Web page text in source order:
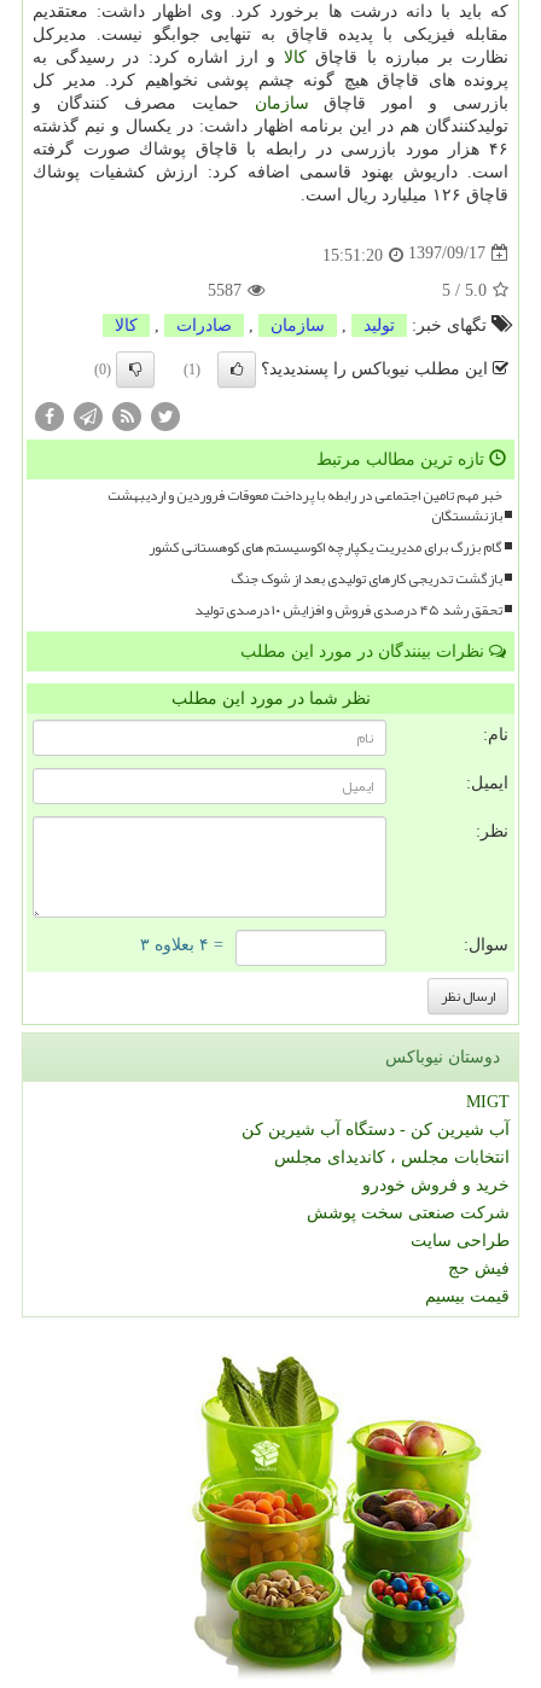
كه باید با دانه درشت ها برخورد كرد. وی اظهار داشت: معتقدیم
مقابله فیزیكی با پدیده قاچاق به تنهایی جوابگو نیست. مدیركل
نظارت بر مبارزه با قاچاق كالاو ارز اشاره كرد: در رسیدگی به
پرونده های قاچاق هیچ گونه چشم پوشی نخواهیم كرد. مدیر كل
بازرسی و امور قاچاق سازمان حمایت مصرف كنندگان و
تولیدكنندگان هم در این برنامه اظهار داشت: در یكسال و نیم گذشته
۴۶ هزار مورد بازرسی در رابطه با قاچاق پوشاك صورت گرفته
است. داریوش بهنود قاسمی اضافه كرد: ارزش كشفیات پوشاك
قاچاق ۱۲۶ میلیارد ریال است.
1397/09/17
15:51:20
5.0
/
5
5587
تگهای خبر:
تولید سازمان صادرات كالا
این مطلب نیوباکس را پسندیدید؟ (1)
(0)
تازه ترین مطالب مرتبط
خبر مهم تامین اجتماعی در رابطه با پرداخت معوقات فروردین و اردیبهشت
بازنشستگان
گام بزرگ برای مدیریت یکپارچه اکوسیستم های کوهستانی کشور
بازگشت تدریجی کارهای تولیدی بعد از شوک جنگ
تحقق رشد ۴۵ درصدی فروش و افزایش ۱۰ درصدی تولید
نظرات بینندگان در مورد این مطلب
نظر شما در مورد این مطلب
نام:
ایمیل:
نظر:
سوال: = ۴ بعلاوه ۳
دوستان نیوباکس
MIGT
آب شیرین کن - دستگاه آب شیرین کن
انتخابات مجلس ، کاندیدای مجلس
خرید و فروش خودرو
شرکت صنعتی سخت پوشش
طراحی سایت
فیش حج
قیمت بیسیم